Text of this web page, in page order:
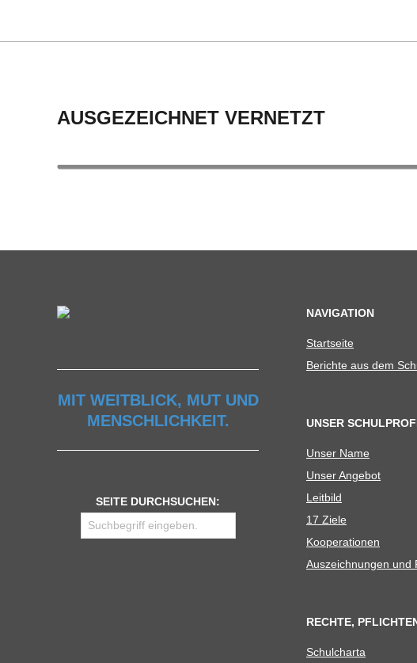
I
D
-
C
H
U
L
AUSGEZEICHNET VERNETZT
MIT WEITBLICK, MUT UND
MENSCHLICHKEIT.
SEITE DURCHSUCHEN:
NAVIGATION
Start­seite
Berichte aus dem
UNSER
Unser Name
Unser Ange­bot
Leit­bild
17 Ziele
Koope­ra­tio­nen
Aus­zeich­nun­gen und
RECHTE,
Schul­charta